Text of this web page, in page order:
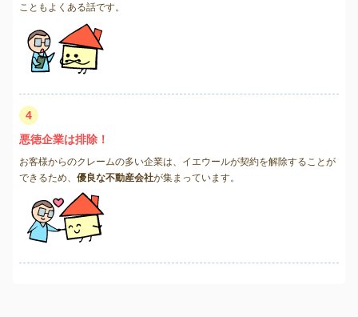
こともよくある話です。
4
悪徳企業は排除！
お客様からのクレームの多い企業は、イエウールが契約を解除することが
できるため、 優良な不動産会社が集まっています。